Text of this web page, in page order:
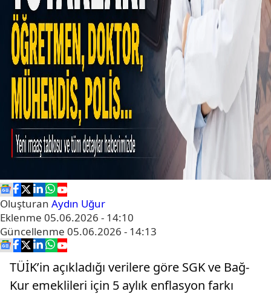
Oluşturan Aydın Uğur
Eklenme 05.06.2026 - 14:10
Güncellenme 05.06.2026 - 14:13
TÜİK’in açıkladığı verilere göre SGK ve Bağ-
Kur emeklileri için 5 aylık enflasyon farkı